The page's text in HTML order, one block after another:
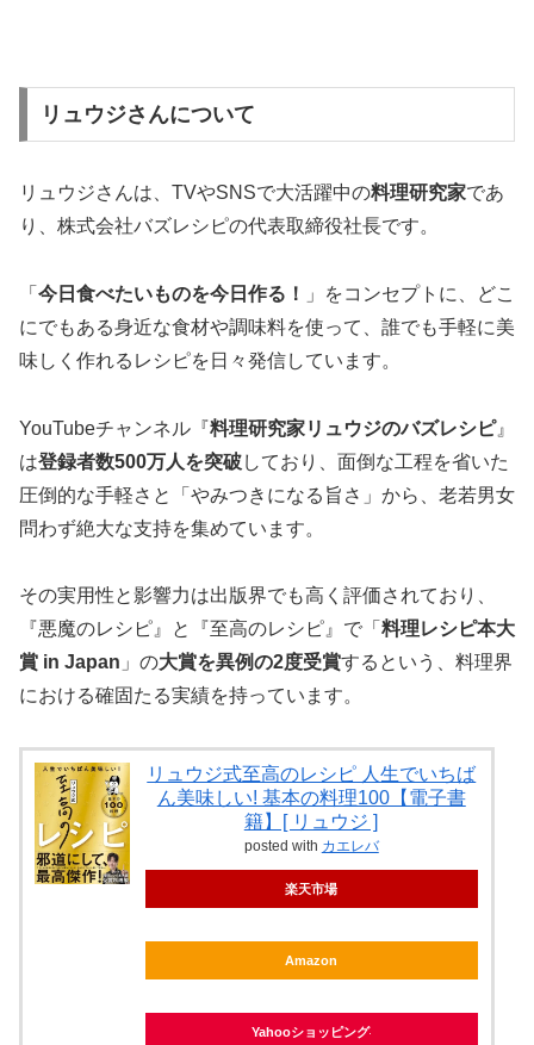
リュウジさんについて
リュウジさんは、TVやSNSで大活躍中の料理研究家であ
り、株式会社バズレシピの代表取締役社長です。
「 今日食べたいものを今日作る！
」をコンセプトに、どこ
にでもある身近な食材や調味料を使って、誰でも手軽に美
味しく作れるレシピを日々発信しています。
YouTubeチャンネル『料理研究家リュウジのバズレシピ』
は登録者数500万人を突破しており、面倒な工程を省いた
圧倒的な手軽さと「やみつきになる旨さ」から、老若男女
問わず絶大な支持を集めています。
その実用性と影響力は出版界でも高く評価されており、
『悪魔のレシピ』と『至高のレシピ』で「 料理レシピ本大
賞 in Japan 」の大賞を異例の2度受賞するという、料理界
における確固たる実績を持っています。
リュウジ式至高のレシピ 人生でいちば
ん美味しい! 基本の料理100【電子書
籍】[ リュウジ ]
posted with カエレバ
楽天市場
Amazon
Yahooショッピング